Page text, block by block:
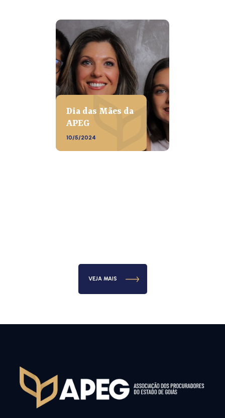
Dia das Mães da
APEG
10/5/2024
VEJA MAIS